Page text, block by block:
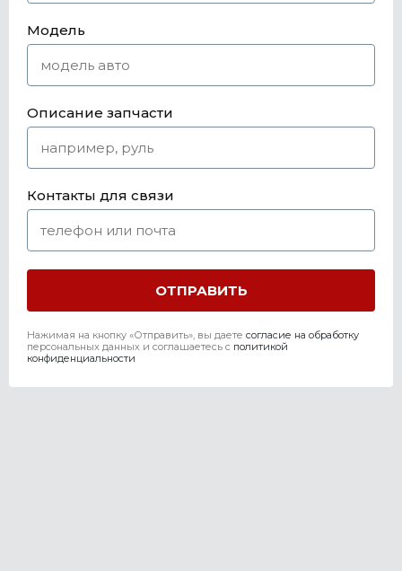
Модель
Описание запчасти
Контакты для связи
Нажимая на кнопку «Отправить», вы даете согласие на обработку
персональных данных и соглашаетесь c политикой
конфиденциальности